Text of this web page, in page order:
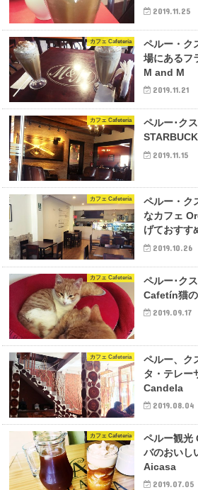
2019.11.25
カフェ Cafetería
ペルー・ク
場にあるフ
M and M
2019.11.21
カフェ Cafetería
ペルー･ク
2019.11.15
カフェ Cafetería
ペルー・ク
なカフェ
げておすす
2019.10.26
カフェ Cafetería
ペルー･ク
Cafetín猫
2019.09.17
カフェ Cafetería
ペルー、ク
タ・テレー
Candela
2019.08.04
カフェ Cafetería
ペルー観光
バのおいし
Aicasa
2019.07.05